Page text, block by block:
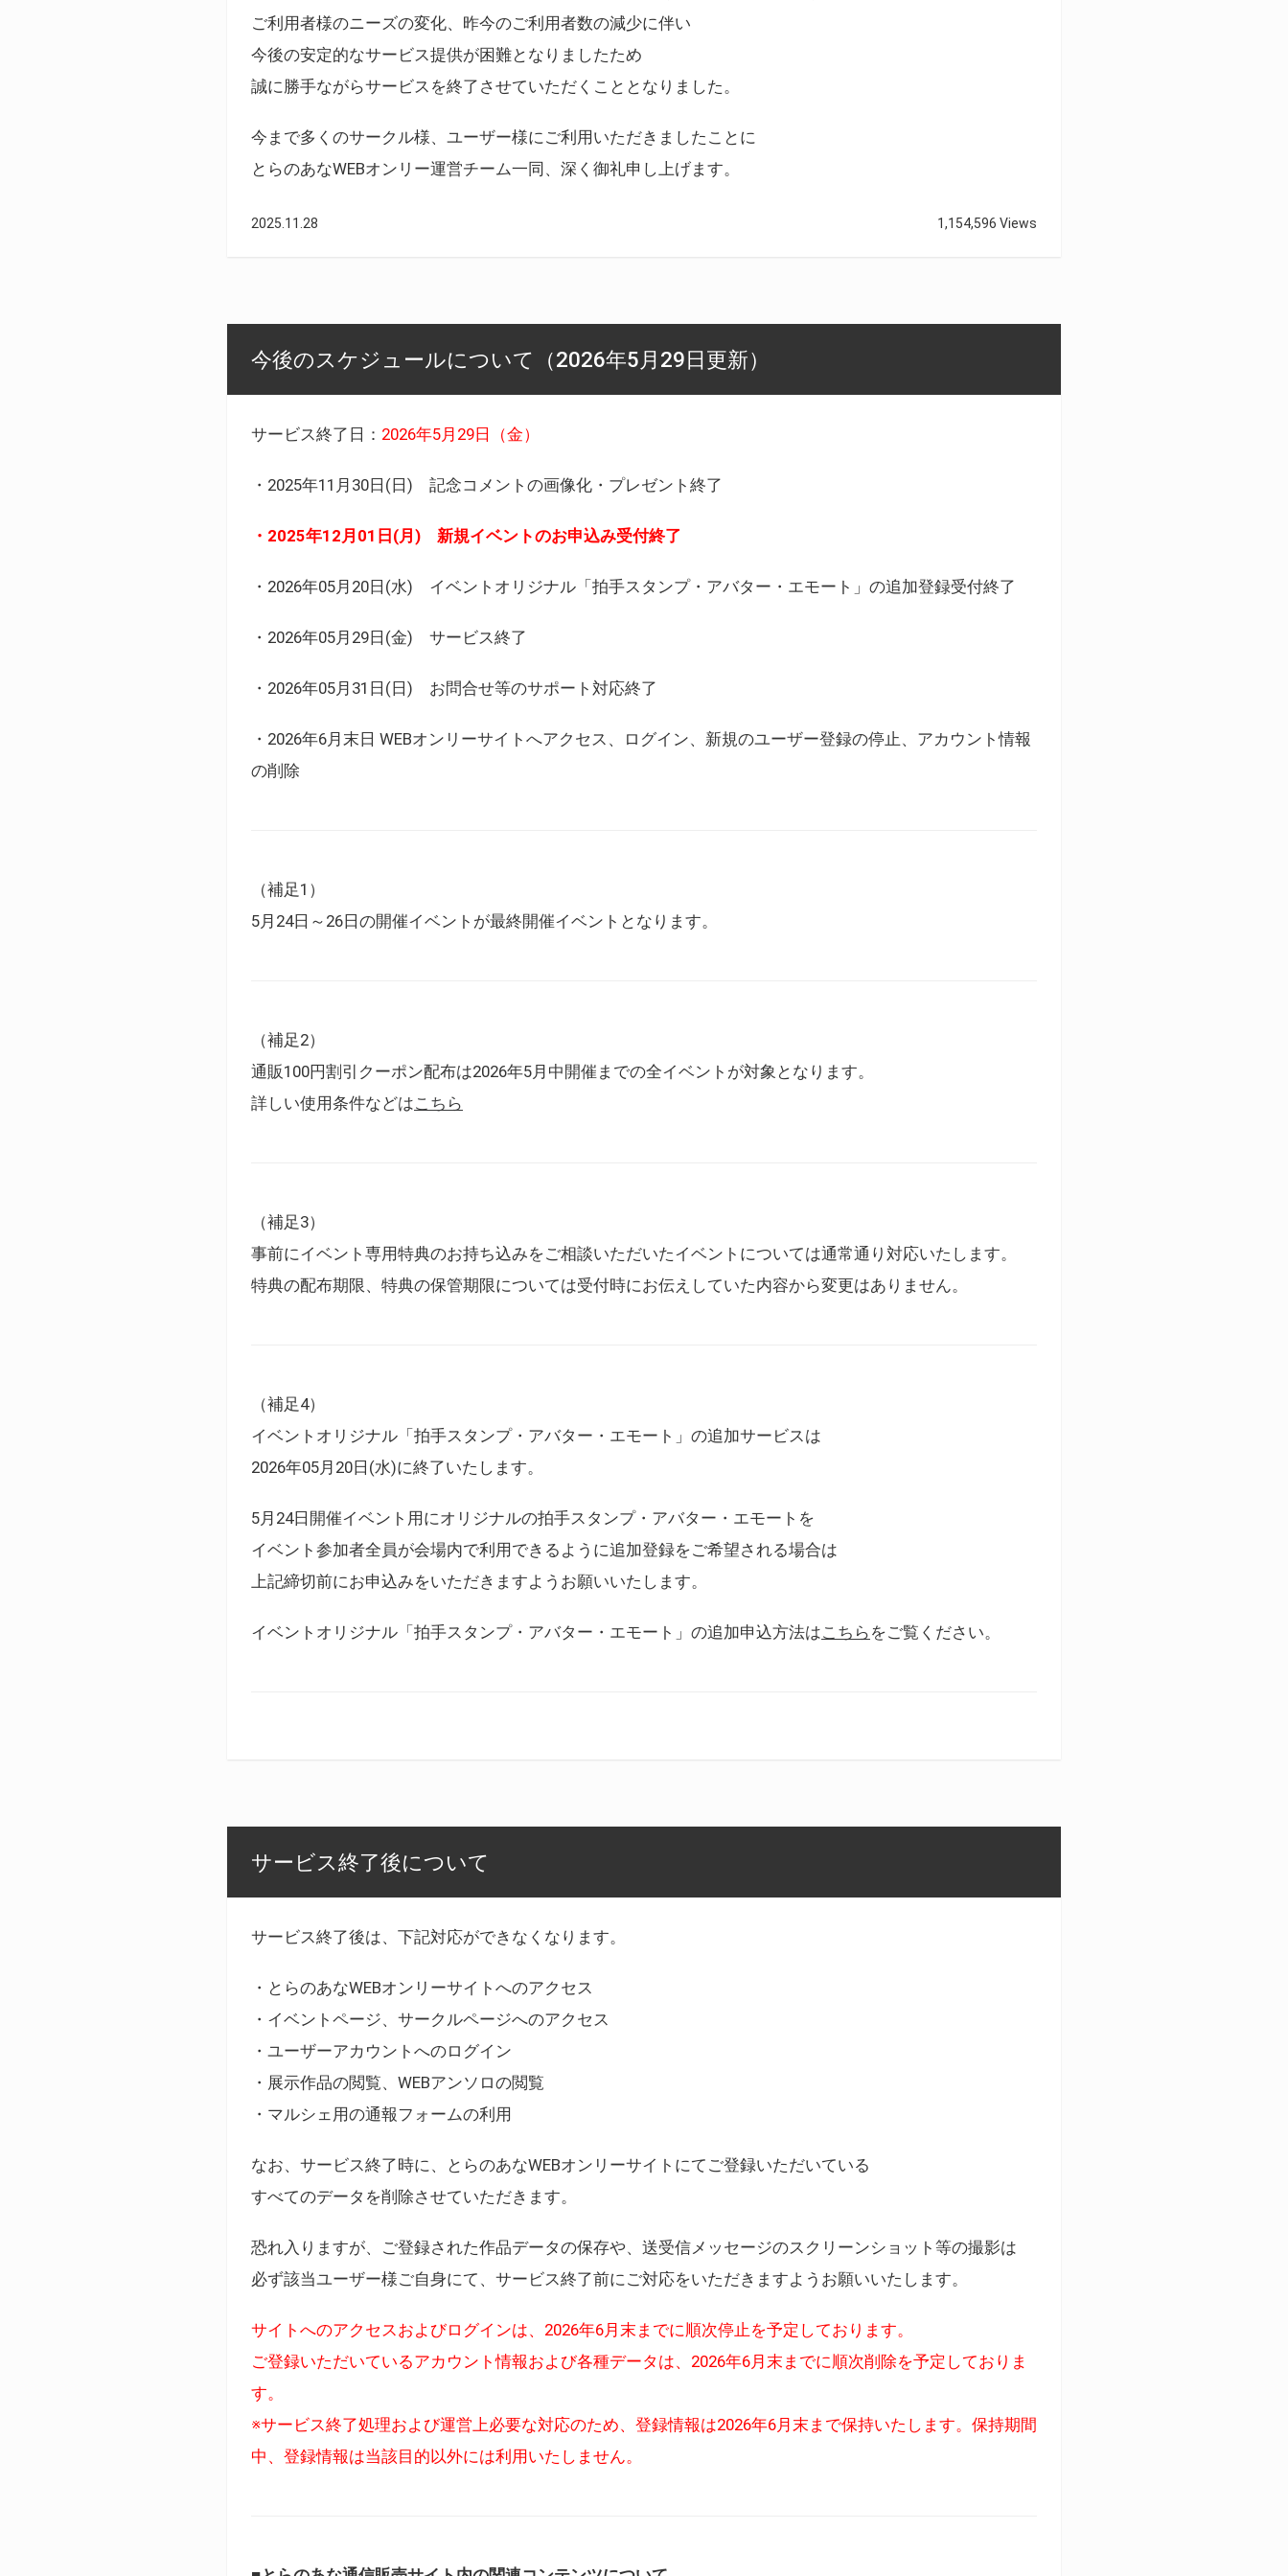
ご利用者様のニーズの変化、昨今のご利用者数の減少に伴い
今後の安定的なサービス提供が困難となりましたため
誠に勝手ながらサービスを終了させていただくこととなりました。
今まで多くのサークル様、ユーザー様にご利用いただきましたことに
とらのあなWEBオンリー運営チーム一同、深く御礼申し上げます。
2025.11.28 1,154,596 Views
今後のスケジュールについて（2026年5月29日更新）
サービス終了日： 2026年5月29日（金）
・2025年11月30日(日) 記念コメントの画像化・プレゼント終了
・2025年12月01日(月) 新規イベントのお申込み受付終了
・2026年05月20日(水) イベントオリジナル「拍手スタンプ・アバター・エモート」の追加登録受付終了
・2026年05月29日(金) サービス終了
・2026年05月31日(日) お問合せ等のサポート対応終了
・2026年6月末日 WEBオンリーサイトへアクセス、ログイン、新規のユーザー登録の停止、アカウント情報
の削除
（補足1）
5月24日～26日の開催イベントが最終開催イベントとなります。
（補足2）
通販100円割引クーポン配布は2026年5月中開催までの全イベントが対象となります。
詳しい使用条件などはこちら
（補足3）
事前にイベント専用特典のお持ち込みをご相談いただいたイベントについては通常通り対応いたします。
特典の配布期限、特典の保管期限については受付時にお伝えしていた内容から変更はありません。
（補足4）
イベントオリジナル「拍手スタンプ・アバター・エモート」の追加サービスは
2026年05月20日(水)に終了いたします。
5月24日開催イベント用にオリジナルの拍手スタンプ・アバター・エモートを
イベント参加者全員が会場内で利用できるように追加登録をご希望される場合は
上記締切前にお申込みをいただきますようお願いいたします。
イベントオリジナル「拍手スタンプ・アバター・エモート」の追加申込方法はこちら をご覧ください。
サービス終了後について
サービス終了後は、下記対応ができなくなります。
・とらのあなWEBオンリーサイトへのアクセス
・イベントページ、サークルページへのアクセス
・ユーザーアカウントへのログイン
・展示作品の閲覧、WEBアンソロの閲覧
・マルシェ用の通報フォームの利用
なお、サービス終了時に、とらのあなWEBオンリーサイトにてご登録いただいている
すべてのデータを削除させていただきます。
恐れ入りますが、ご登録された作品データの保存や、送受信メッセージのスクリーンショット等の撮影は
必ず該当ユーザー様ご自身にて、サービス終了前にご対応をいただきますようお願いいたします。
サイトへのアクセスおよびログインは、2026年6月末までに順次停止を予定しております。
ご登録いただいているアカウント情報および各種データは、2026年6月末までに順次削除を予定しておりま
す。
※サービス終了処理および運営上必要な対応のため、登録情報は2026年6月末まで保持いたします。保持期間
中、登録情報は当該目的以外には利用いたしません。